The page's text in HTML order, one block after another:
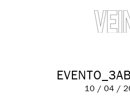
10 / 04 /